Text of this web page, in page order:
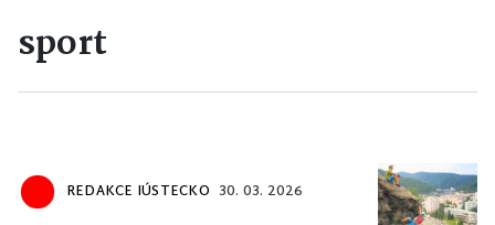
sport
REDAKCE IÚSTECKO 30. 03. 2026